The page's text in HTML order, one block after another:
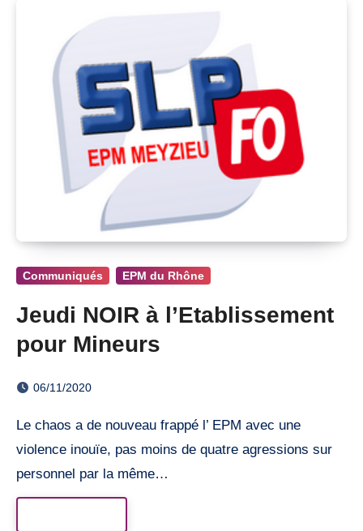
Communiqués EPM du Rhône
Jeudi NOIR à l’Etablissement
pour Mineurs
06/11/2020
Le chaos a de nouveau frappé l’ EPM avec une
violence inouïe, pas moins de quatre agressions sur
personnel par la même…